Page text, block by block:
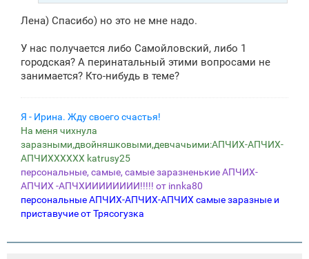
Лена) Спасибо) но это не мне надо.
У нас получается либо Самойловский, либо 1
городская? А перинатальный этими вопросами не
занимается? Кто-нибудь в теме?
Я - Ирина. Жду своего счастья!
На меня чихнула
заразными,двойняшковыми,девчачьими:АПЧИХ-АПЧИХ-
АПЧИХХХХХХ katrusy25
персональные, самые, самые заразненькие АПЧИХ-
АПЧИХ -АПЧХИИИИИИИИ!!!!! от innka80
персональные АПЧИХ-АПЧИХ-АПЧИХ самые заразные и
приставучие от Трясогузка